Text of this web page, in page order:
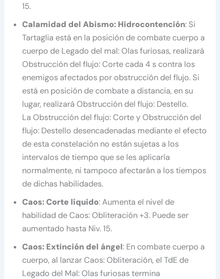
15.
Calamidad del Abismo: Hidrocontención: Si
Tartaglia está en la posición de combate cuerpo a
cuerpo de Legado del mal: Olas furiosas, realizará
Obstrucción del flujo: Corte cada 4 s contra los
enemigos afectados por obstrucción del flujo. Si
está en posición de combate a distancia, en su
lugar, realizará Obstrucción del flujo: Destello.
La Obstrucción del flujo: Corte y Obstrucción del
flujo: Destello desencadenadas mediante el efecto
de esta constelación no están sujetas a los
intervalos de tiempo que se les aplicaría
normalmente, ni tampoco afectarán a los tiempos
de dichas habilidades.
Caos: Corte líquido: Aumenta el nivel de
habilidad de Caos: Obliteración +3. Puede ser
aumentado hasta Niv. 15.
Caos: Extinción del ángel: En combate cuerpo a
cuerpo, al lanzar Caos: Obliteración, el TdE de
Legado del Mal: Olas furiosas termina